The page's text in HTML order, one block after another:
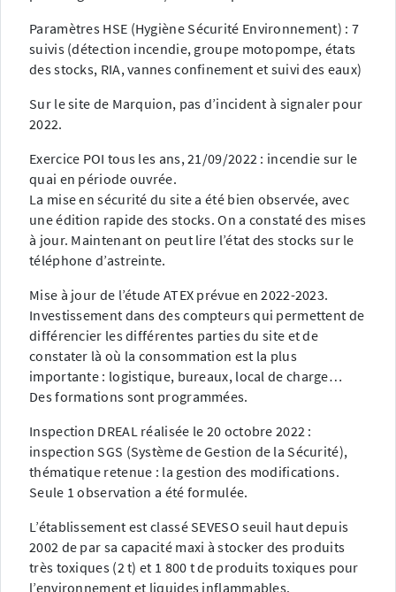
Paramètres HSE (Hygiène Sécurité Environnement) : 7
suivis (détection incendie, groupe motopompe, états
des stocks, RIA, vannes confinement et suivi des eaux)
Sur le site de Marquion, pas d’incident à signaler pour
2022.
Exercice POI tous les ans, 21/09/2022 : incendie sur le
quai en période ouvrée.
La mise en sécurité du site a été bien observée, avec
une édition rapide des stocks. On a constaté des mises
à jour. Maintenant on peut lire l’état des stocks sur le
téléphone d’astreinte.
Mise à jour de l’étude ATEX prévue en 2022-2023.
Investissement dans des compteurs qui permettent de
différencier les différentes parties du site et de
constater là où la consommation est la plus
importante : logistique, bureaux, local de charge…
Des formations sont programmées.
Inspection DREAL réalisée le 20 octobre 2022 :
inspection SGS (Système de Gestion de la Sécurité),
thématique retenue : la gestion des modifications.
Seule 1 observation a été formulée.
L’établissement est classé SEVESO seuil haut depuis
2002 de par sa capacité maxi à stocker des produits
très toxiques (2 t) et 1 800 t de produits toxiques pour
l’environnement et liquides inflammables.